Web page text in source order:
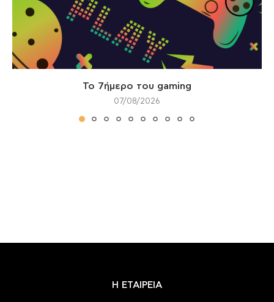
Το 7ήμερο του gaming
07/08/2026
Η ΕΤΑΙΡΕΙΑ